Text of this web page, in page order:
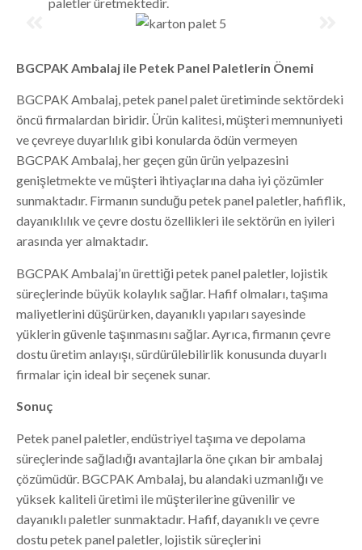
BGCPAK Ambalaj ile Petek Panel Paletlerin Önemi
BGCPAK Ambalaj, petek panel palet üretiminde sektördeki
öncü firmalardan biridir. Ürün kalitesi, müşteri memnuniyeti
ve çevreye duyarlılık gibi konularda ödün vermeyen
BGCPAK Ambalaj, her geçen gün ürün yelpazesini
genişletmekte ve müşteri ihtiyaçlarına daha iyi çözümler
sunmaktadır. Firmanın sunduğu petek panel paletler, hafiflik,
dayanıklılık ve çevre dostu özellikleri ile sektörün en iyileri
arasında yer almaktadır.
BGCPAK Ambalaj’ın ürettiği petek panel paletler, lojistik
süreçlerinde büyük kolaylık sağlar. Hafif olmaları, taşıma
maliyetlerini düşürürken, dayanıklı yapıları sayesinde
yüklerin güvenle taşınmasını sağlar. Ayrıca, firmanın çevre
dostu üretim anlayışı, sürdürülebilirlik konusunda duyarlı
firmalar için ideal bir seçenek sunar.
Sonuç
Petek panel paletler, endüstriyel taşıma ve depolama
süreçlerinde sağladığı avantajlarla öne çıkan bir ambalaj
çözümüdür. BGCPAK Ambalaj, bu alandaki uzmanlığı ve
yüksek kaliteli üretimi ile müşterilerine güvenilir ve
dayanıklı paletler sunmaktadır. Hafif, dayanıklı ve çevre
dostu petek panel paletler, lojistik süreçlerini